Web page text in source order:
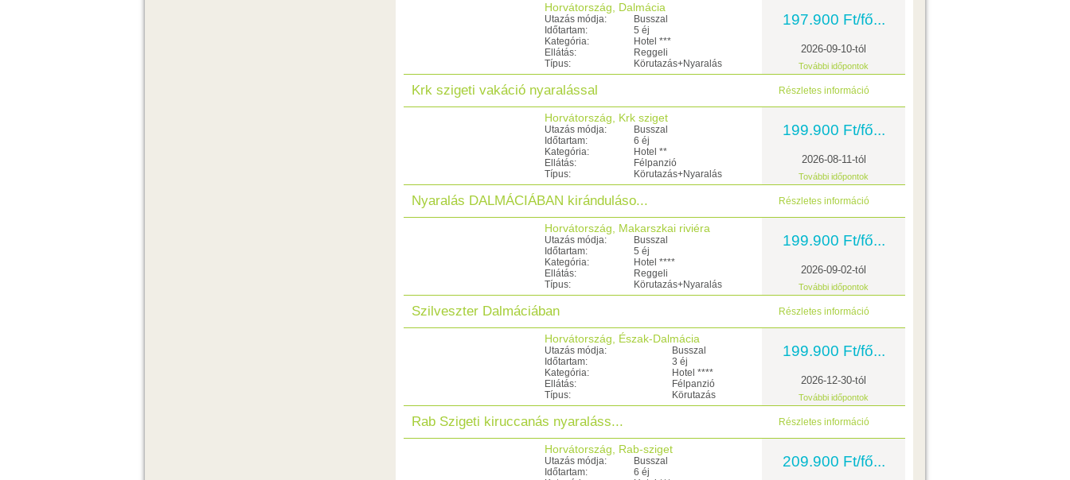
Horvátország, Dalmácia
Utazás módja:
Busszal
Időtartam:
5 éj
Kategória:
Hotel ***
Ellátás:
Reggeli
Típus:
Körutazás+Nyaralás
197.900 Ft/fő...
2026-09-10-tól
További időpontok
Krk szigeti vakáció nyaralással Részletes információ
Horvátország, Krk sziget
Utazás módja:
Busszal
Időtartam:
6 éj
Kategória:
Hotel **
Ellátás:
Félpanzió
Típus:
Körutazás+Nyaralás
199.900 Ft/fő...
2026-08-11-tól
További időpontok
Nyaralás DALMÁCIÁBAN kiránduláso... Részletes információ
Horvátország, Makarszkai riviéra
Utazás módja:
Busszal
Időtartam:
5 éj
Kategória:
Hotel ****
Ellátás:
Reggeli
Típus:
Körutazás+Nyaralás
199.900 Ft/fő...
2026-09-02-tól
További időpontok
Szilveszter Dalmáciában Részletes információ
Horvátország, Észak-Dalmácia
Utazás módja:
Busszal
Időtartam:
3 éj
Kategória:
Hotel ****
Ellátás:
Félpanzió
Típus:
Körutazás
199.900 Ft/fő...
2026-12-30-tól
További időpontok
Rab Szigeti kiruccanás nyaraláss... Részletes információ
Horvátország, Rab-sziget
Utazás módja:
Busszal
Időtartam:
6 éj
209.900 Ft/fő...